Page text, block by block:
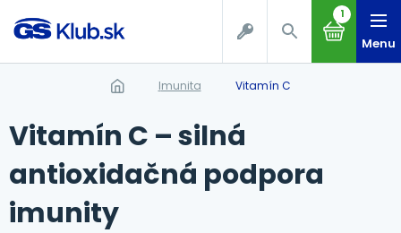
1
Menu
Imunita Vitamín C
Vitamín C – silná
antioxidačná podpora
imunity